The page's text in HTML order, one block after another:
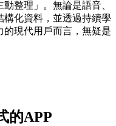
整理」。無論是語音、
構化資料，並透過持續學
的現代用戶而言，無疑是
的APP